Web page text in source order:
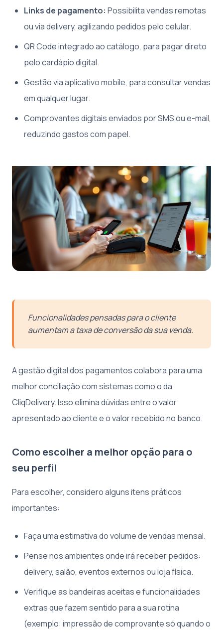
Links de pagamento: Possibilita vendas remotas
ou via delivery, agilizando pedidos pelo celular.
QR Code integrado ao catálogo, para pagar direto
pelo cardápio digital.
Gestão via aplicativo mobile, para consultar vendas
em qualquer lugar.
Comprovantes digitais enviados por SMS ou e-mail,
reduzindo gastos com papel.
Funcionalidades pensadas para o cliente
aumentam a taxa de conversão da sua venda.
A gestão digital dos pagamentos colabora para uma
melhor conciliação com sistemas como o da
CliqDelivery. Isso elimina dúvidas entre o valor
apresentado ao cliente e o valor recebido no banco.
Como escolher a melhor opção para o
seu perfil
Para escolher, considero alguns itens práticos
importantes:
Faça uma estimativa do volume de vendas mensal.
Pense nos ambientes onde irá receber pedidos:
delivery, salão, eventos externos ou loja física.
Verifique as bandeiras aceitas e funcionalidades
extras que fazem sentido para a sua rotina
(exemplo: impressão de comprovante só quando o